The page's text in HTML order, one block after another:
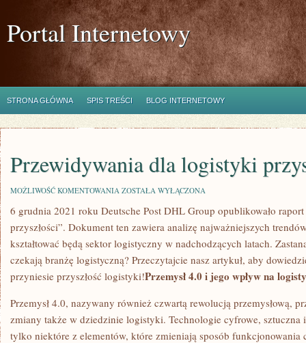
Portal Internetowy
STRONA GŁÓWNA SPIS TREŚCI BLOG INTERNETOWY
Przewidywania dla logistyki
MOŻLIWOŚĆ KOMENTOWANIA PRZEWIDYWANIA
LOGISTYKI
ZOSTAŁA WYŁĄCZONA
6 grudnia 2021 roku ‌Deutsche Post DHL Group ⁤opublikowało​
przyszłości”. Dokument ten zawiera analizę najważniejszych
kształtować będą sektor logistyczny w nadchodzących latach.
czekają branżę logistyczną? Przeczytajcie nasz artykuł, aby
przyniesie przyszłość logistyki!Przemysł 4.0 i jego wpływ‌ na
Przemysł ‍4.0, nazywany również czwartą rewolucją przemysłową,
zmiany także w dziedzinie logistyki. Technologie ​cyfrowe, sztuczna
tylko niektóre z elementów, które zmieniają sposób funkcjonowania